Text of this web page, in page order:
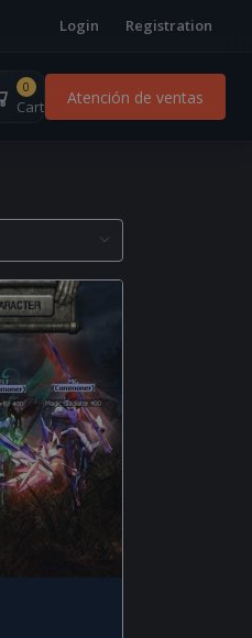
Login Registration
0
Cart Atención de ventas